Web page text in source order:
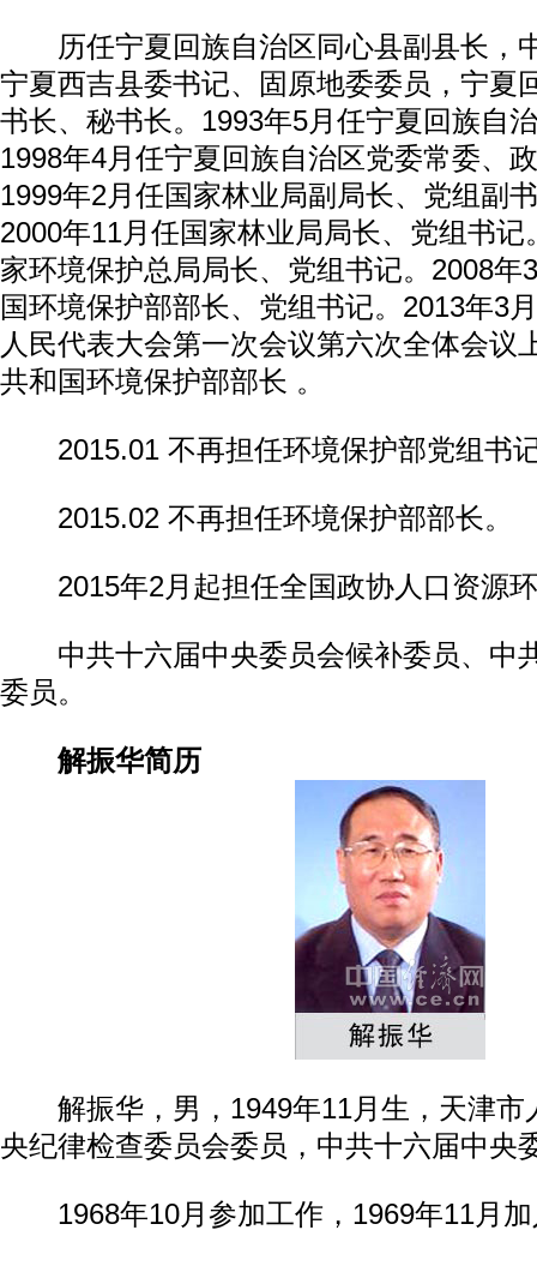
历任宁夏回族自治区同心县副县长，
宁夏西吉县委书记、固原地委委员，宁夏
书长、秘书长。1993年5月任宁夏回族自
1998年4月任宁夏回族自治区党委常委、
1999年2月任国家林业局副局长、党组副
2000年11月任国家林业局局长、党组书记
家环境保护总局局长、党组书记。2008年
国环境保护部部长、党组书记。2013年3
人民代表大会第一次会议第六次全体会议
共和国环境保护部部长 。
2015.01 不再担任环境保护部党组书
2015.02 不再担任环境保护部部长。
2015年2月起担任全国政协人口资源环
中共十六届中央委员会候补委员、中
委员。
解振华简历
解振华，男，1949年11月生，天津市
央纪律检查委员会委员，中共十六届中央
1968年10月参加工作，1969年11月加